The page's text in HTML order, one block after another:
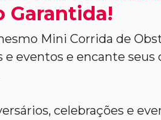
Garantida!
Mini Corrida de
e eventos e encante
celebrações e